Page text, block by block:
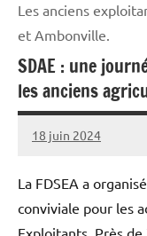
Les anciens
et Ambonville.
SDAE : une
les anciens
18 juin 2024
L'Avenir
et
Rural
La FDSEA a
conviviale pour les
Exploitants. Près